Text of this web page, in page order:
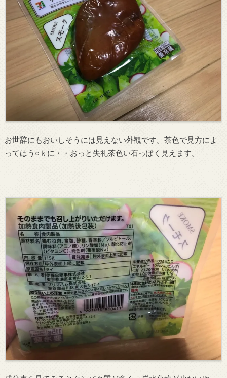
お世辞にもおいしそうには見えない外観です。茶色で見方によ
ってはう○ｋに・・おっと失礼茶色い石っぽく見えます。